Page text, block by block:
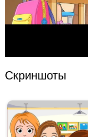
Скриншоты